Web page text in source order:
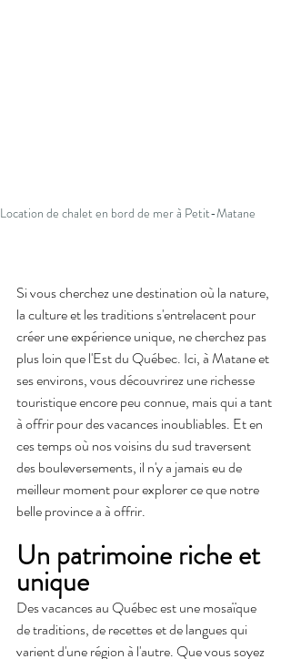
Location de chalet en bord de mer à Petit-Matane
Si vous cherchez une destination où la nature,
la culture et les traditions s'entrelacent pour
créer une expérience unique, ne cherchez pas
plus loin que l'Est du Québec. Ici, à Matane et
ses environs, vous découvrirez une richesse
touristique encore peu connue, mais qui a tant
à offrir pour des vacances inoubliables. Et en
ces temps où nos voisins du sud traversent
des bouleversements, il n'y a jamais eu de
meilleur moment pour explorer ce que notre
belle province a à offrir.
Un patrimoine riche et
unique
Des vacances au Québec est une mosaïque
de traditions, de recettes et de langues qui
varient d'une région à l'autre. Que vous soyez